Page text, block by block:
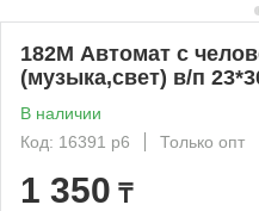
182M Автомат с
(музыка,свет) в/п
В наличии
Код: 16391 р6
Только опт
1 350 ₸